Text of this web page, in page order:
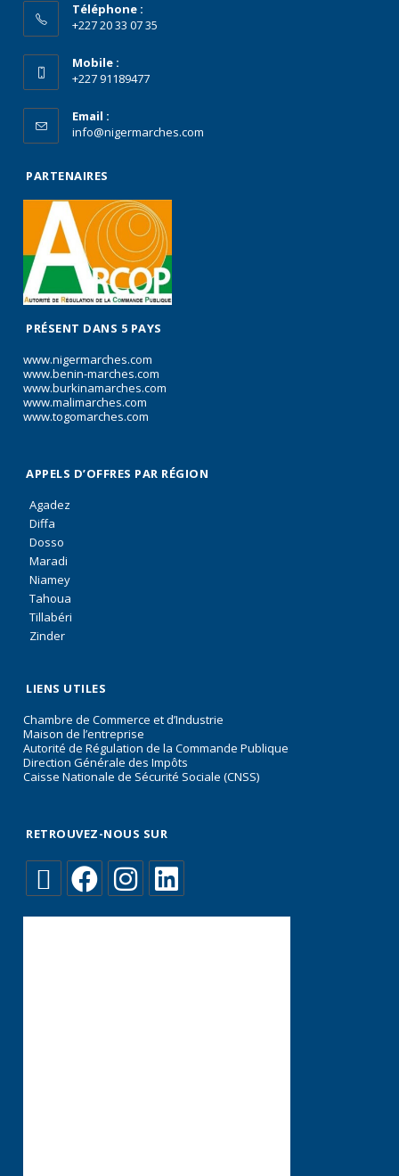
Téléphone :
+227 20 33 07 35
Mobile :
+227 91189477
Email :
info@nigermarches.com
PARTENAIRES
PRÉSENT DANS 5 PAYS
www.nigermarches.com
www.benin-marches.com
www.burkinamarches.com
www.malimarches.com
www.togomarches.com
APPELS D’OFFRES PAR RÉGION
Agadez
Diffa
Dosso
Maradi
Niamey
Tahoua
Tillabéri
Zinder
LIENS UTILES
Chambre de Commerce et d’Industrie
Maison de l’entreprise
Autorité de Régulation de la Commande Publique
Direction Générale des Impôts
Caisse Nationale de Sécurité Sociale (CNSS)
RETROUVEZ-NOUS SUR